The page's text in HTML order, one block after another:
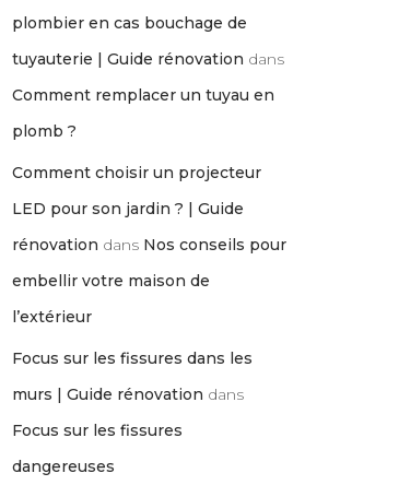
plombier en cas bouchage de
tuyauterie | Guide rénovation dans
Comment remplacer un tuyau en
plomb ?
Comment choisir un projecteur
LED pour son jardin ? | Guide
rénovation dans Nos conseils pour
embellir votre maison de
l’extérieur
Focus sur les fissures dans les
murs | Guide rénovation dans
Focus sur les fissures
dangereuses